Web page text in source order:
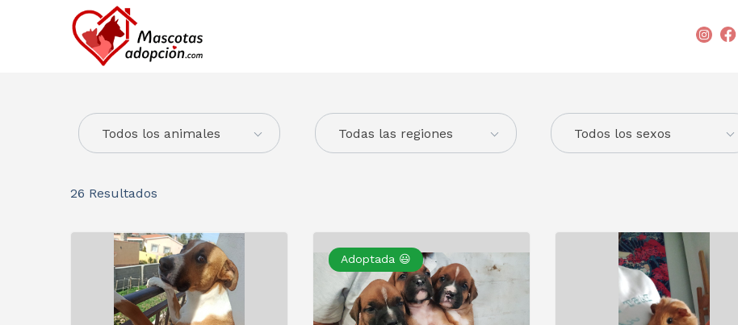
Todas las regiones
Todos los animales Todos los sexos
26 Resultados
Adoptada 😃